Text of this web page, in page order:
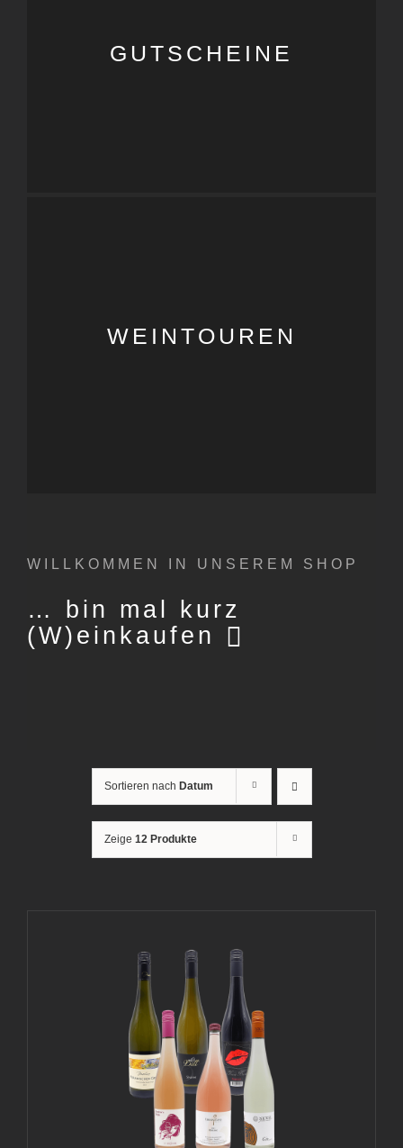
GUTSCHEINE
WEINTOUREN
WILLKOMMEN IN UNSEREM SHOP
… bin mal kurz
(W)einkaufen
Sortieren nach Datum
Zeige 12 Produkte